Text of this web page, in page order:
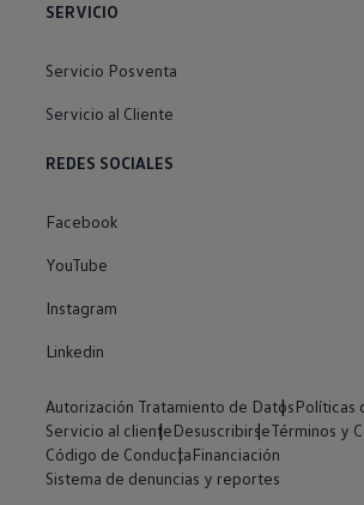
SERVICIO
Servicio Posventa
Servicio al Cliente
REDES SOCIALES
Facebook
YouTube
Instagram
Linkedin
Autorización Tratamiento de DatosPolíticas
Servicio al clienteDesuscribirseTérminos y
Código de ConductaFinanciación
Sistema de denuncias y reportes